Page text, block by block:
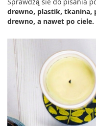
drewno, plastik, tkanina,
drewno, a nawet po ciele.